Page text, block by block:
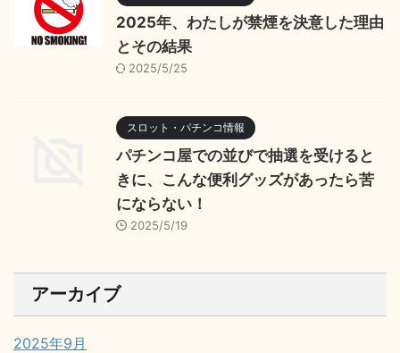
2025年、わたしが禁煙を決意した理由
とその結果
2025/5/25
スロット・パチンコ情報
パチンコ屋での並びで抽選を受けると
きに、こんな便利グッズがあったら苦
にならない！
2025/5/19
アーカイブ
2025年9月